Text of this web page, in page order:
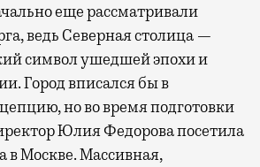
еще рассматривали
ведь Северная столица —
символ ушедшей эпохи и
Город вписался бы в
но во время подготовки
Юлия Федорова посетила
в Москве. Массивная,